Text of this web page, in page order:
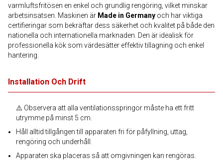
varmluftsfritösen en enkel och grundlig rengöring, vilket minskar
arbetsinsatsen. Maskinen är Made in Germany och har viktiga
certifieringar som bekräftar dess säkerhet och kvalitet på både den
nationella och internationella marknaden. Den är idealisk för
professionella kök som värdesätter effektiv tillagning och enkel
hantering.
Installation Och Drift
⚠️ Observera att alla ventilationsspringor måste ha ett fritt
utrymme på minst 5 cm.
Håll alltid tillgången till apparaten fri för påfyllning, uttag,
rengöring och underhåll.
Apparaten ska placeras så att omgivningen kan rengöras.